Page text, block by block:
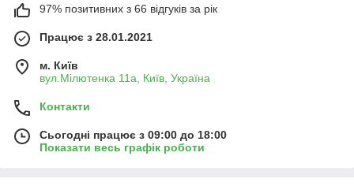
97% позитивних з 66 відгуків за рік
Працює з 28.01.2021
м. Київ
вул.Мілютенка 11а, Київ, Україна
Контакти
Сьогодні працює з 09:00 до 18:00
Показати весь графік роботи